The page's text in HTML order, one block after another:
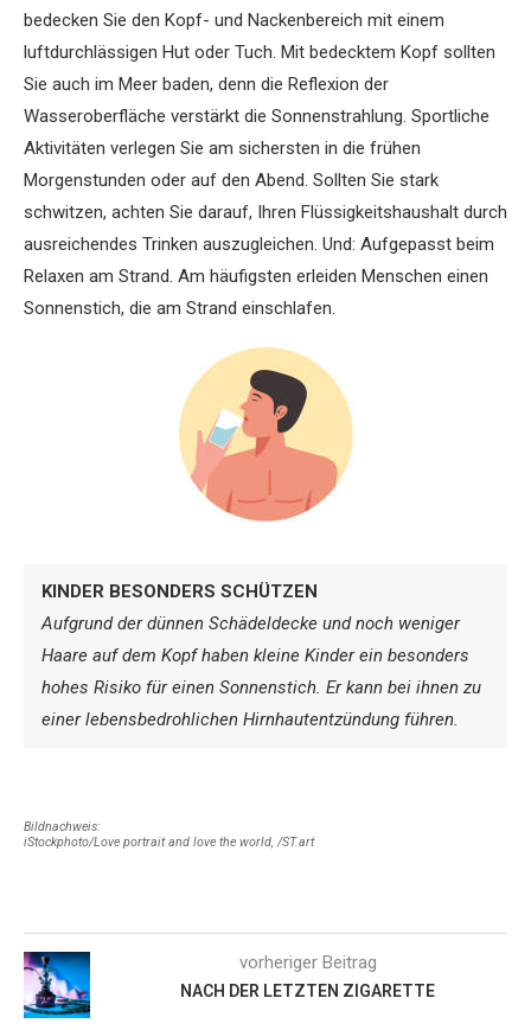
bedecken Sie den Kopf- und Nackenbereich mit einem
luftdurchlässigen Hut oder Tuch. Mit bedecktem Kopf sollten
Sie auch im Meer baden, denn die Reflexion der
Wasseroberfläche verstärkt die Sonnenstrahlung. Sportliche
Aktivitäten verlegen Sie am sichersten in die frühen
Morgenstunden oder auf den Abend. Sollten Sie stark
schwitzen, achten Sie darauf, Ihren Flüssigkeitshaushalt durch
ausreichendes Trinken auszugleichen. Und: Aufgepasst beim
Relaxen am Strand. Am häufigsten erleiden Menschen einen
Sonnenstich, die am Strand einschlafen.
KINDER BESONDERS SCHÜTZEN
Aufgrund der dünnen Schädeldecke und noch weniger
Haare auf dem Kopf haben kleine Kinder ein besonders
hohes Risiko für einen Sonnenstich. Er kann bei ihnen zu
einer lebensbedrohlichen Hirnhautentzündung führen.
Bildnachweis:
iStockphoto/Love portrait and love the world, /ST.art
vorheriger Beitrag
NACH DER LETZTEN ZIGARETTE